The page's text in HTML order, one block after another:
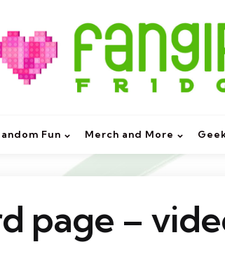
Fun Merch and More
page –